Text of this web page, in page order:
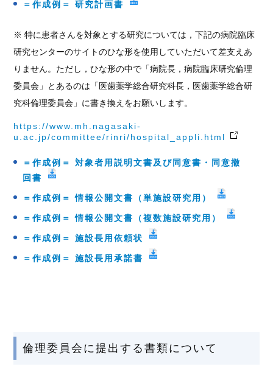
＝作成例＝ 研究計画書
※ 特に患者さんを対象とする研究については，下記の病院臨床
研究センターのサイトのひな形を使用していただいて差支えあ
りません。ただし，ひな形の中で「病院長，病院臨床研究倫理
委員会」とあるのは「医歯薬学総合研究科長，医歯薬学総合研
究科倫理委員会」に書き換えをお願いします。
https://www.mh.nagasaki-
u.ac.jp/committee/rinri/hospital_appli.html
＝作成例＝ 対象者用説明文書及び同意書・同意撤
回書
＝作成例＝ 情報公開文書（単施設研究用）
＝作成例＝ 情報公開文書（複数施設研究用）
＝作成例＝ 施設長用依頼状
＝作成例＝ 施設長用承諾書
倫理委員会に提出する書類について